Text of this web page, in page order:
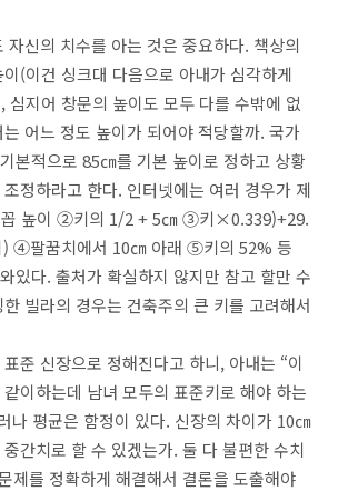
자신의 치수를 아는 것은 중요하다. 책상의
(이건 싱크대 다음으로 아내가 심각하게
심지어 창문의 높이도 모두 다를 수밖에 없
어느 정도 높이가 되어야 적당할까. 국가
본적으로 85㎝를 기본 높이로 정하고 상황
정하라고 한다. 인터넷에는 여러 경우가 제
높이 ②키의 1/2 + 5㎝ ③키×0.339)+29.
) ④팔꿈치에서 10㎝ 아래 ⑤키의 52% 등
있다. 출처가 확실하지 않지만 참고 할만 수
빌라의 경우는 건축주의 큰 키를 고려해서
준 신장으로 정해진다고 하니, 아내는 “이
이하는데 남녀 모두의 표준키로 해야 하는
나 평균은 함정이 있다. 신장의 차이가 10㎝
간치로 할 수 있겠는가. 둘 다 불편한 수치
제를 정확하게 해결해서 결론을 도출해야